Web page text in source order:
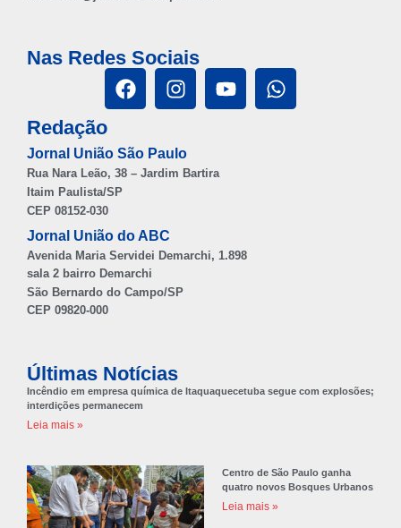
Nas Redes Sociais
Redação
Jornal União São Paulo
Rua Nara Leão, 38 – Jardim Bartira
Itaim Paulista/SP
CEP 08152-030
Jornal União do ABC
Avenida Maria Servidei Demarchi, 1.898
sala 2 bairro Demarchi
São Bernardo do Campo/SP
CEP 09820-000
Últimas Notícias
Incêndio em empresa química de Itaquaquecetuba segue com explosões;
interdições permanecem
Leia mais »
Centro de São Paulo ganha
quatro novos Bosques Urbanos
Leia mais »